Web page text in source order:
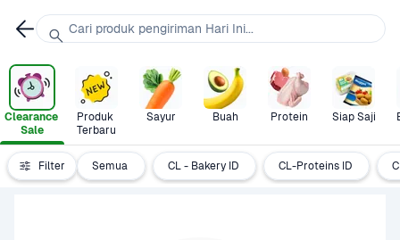
Clearance
Sale
Produk
Terbaru
Sayur Buah Protein Siap Saji
Filter Semua CL - Bakery ID CL-Proteins ID
Cari produk pengiriman Hari Ini...